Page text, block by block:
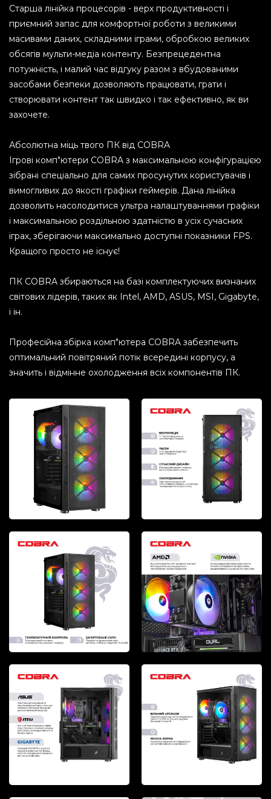
Старша лінійка процесорів - верх продуктивності і
приємний запас для комфортної роботи з великими
масивами даних, складними іграми, обробкою великих
обсягів мульти-медіа контенту. Безпрецедентна
потужність, і малий час відгуку разом з вбудованими
засобами безпеки дозволяють працювати, грати і
створювати контент так швидко і так ефективно, як ви
захочете.
Абсолютна міць твого ПК від COBRA
Ігрові комп"ютери COBRA з максимальною конфігурацією
зібрані спеціально для самих просунутих користувачів і
вимогливих до якості графіки геймерів. Дана лінійка
дозволить насолодитися ультра налаштуваннями графіки
і максимальною роздільною здатністю в усіх сучасних
іграх, зберігаючи максимально доступні показники FPS.
Кращого просто не існує!
ПК COBRA збираються на базі комплектуючих визнаних
світових лідерів, таких як Intel, AMD, ASUS, MSI, Gigabyte,
і ін.
Професійна збірка комп"ютера COBRA забезпечить
оптимальний повітряний потік всередині корпусу, а
значить і відмінне охолодження всіх компонентів ПК.